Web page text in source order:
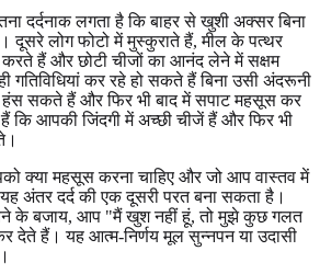
दर्दनाक लगता है कि बाहर से खुशी अक्सर बिना
दूसरे लोग फोटो में मुस्कुराते हैं, मील के पत्थर
करते हैं और छोटी चीजों का आनंद लेने में सक्षम
गतिविधियां कर रहे हो सकते हैं बिना उसी अंदरूनी
सकते हैं और फिर भी बाद में सपाट महसूस कर
आपकी जिंदगी में अच्छी चीजें हैं और फिर भी
क्या महसूस करना चाहिए और जो आप वास्तव में
अंतर दर्द की एक दूसरी परत बना सकता है।
के बजाय, आप "मैं खुश नहीं हूं, तो मुझे कुछ गलत
देते हैं। यह आत्म-निर्णय मूल सुन्नपन या उदासी